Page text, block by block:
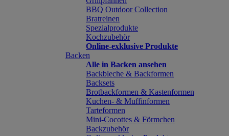
BBQ Outdoor Collection
Bratreinen
Spezialprodukte
Kochzubehör
Online-exklusive Produkte
Backen
Alle in Backen ansehen
Backbleche & Backformen
Backsets
Brotbackformen & Kastenformen
Kuchen- & Muffinformen
Tarteformen
Mini-Cocottes & Förmchen
Backzubehör